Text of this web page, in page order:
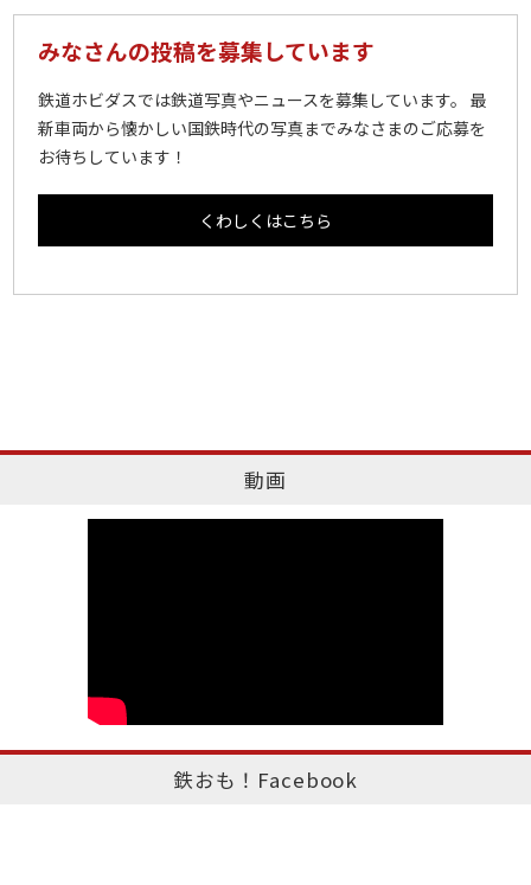
みなさんの投稿を募集しています
鉄道ホビダスでは鉄道写真やニュースを募集しています。 最
新車両から懐かしい国鉄時代の写真までみなさまのご応募を
お待ちしています！
くわしくはこちら
動画
鉄おも！Facebook